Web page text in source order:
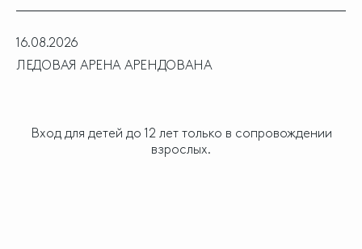
16.08.2026
ЛЕДОВАЯ АРЕНА АРЕНДОВАНА
Вход для детей до 12 лет только в сопровождении
взрослых.